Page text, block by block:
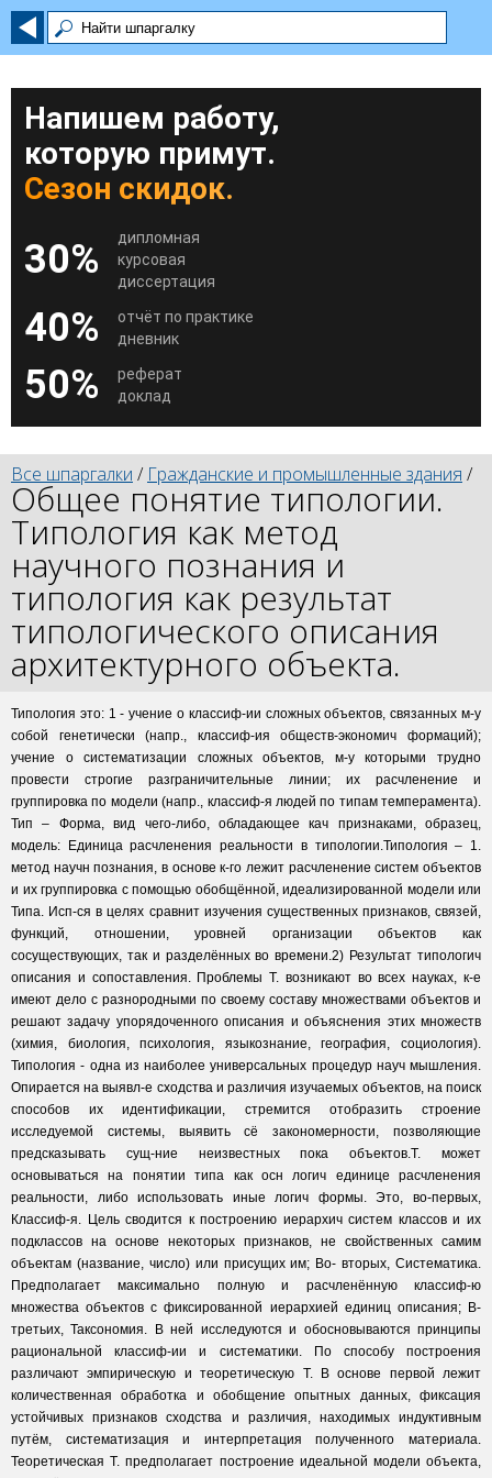
Напишем работу,
которую примут.
Сезон скидок.
30%
дипломная
курсовая
диссертация
40%
отчёт по практике
дневник
50%
реферат
доклад
Все шпаргалки / Гражданские и промышленные здания /
Общее понятие типологии.
Типология как метод
научного познания и
типология как результат
типологического описания
архитектурного объекта.
Типология это: 1 - учение о классиф-ии сложных объектов, связанных м-у
собой генетически (напр., классиф-ия обществ-экономич формаций);
учение о систематизации сложных объектов, м-у которыми трудно
провести строгие разграничительные линии; их расчленение и
группировка по модели (напр., классиф-я людей по типам темперамента).
Тип – Форма, вид чего-либо, обладающее кач признаками, образец,
модель: Единица расчленения реальности в типологии.Типология – 1.
метод научн познания, в основе к-го лежит расчленение систем объектов
и их группировка с помощью обобщённой, идеализированной модели или
Типа. Исп-ся в целях сравнит изучения существенных признаков, связей,
функций, отношении, уровней организации объектов как
сосуществующих, так и разделённых во времени.2) Результат типологич
описания и сопоставления. Проблемы Т. возникают во всех науках, к-е
имеют дело с разнородными по своему составу множествами объектов и
решают задачу упорядоченного описания и объяснения этих множеств
(химия, биология, психология, языкознание, география, социология).
Типология - одна из наиболее универсальных процедур науч мышления.
Опирается на выявл-е сходства и различия изучаемых объектов, на поиск
способов их идентификации, стремится отобразить строение
исследуемой системы, выявить сё закономерности, позволяющие
предсказывать сущ-ние неизвестных пока объектов.Т. может
основываться на понятии типа как осн логич единице расчленения
реальности, либо использовать иные логич формы. Это, во-первых,
Классиф-я. Цель сводится к построению иерархич систем классов и их
подклассов на основе некоторых признаков, не свойственных самим
объектам (название, число) или присущих им; Во- вторых, Систематика.
Предполагает максимально полную и расчленённую классиф-ю
множества объектов с фиксированной иерархией единиц описания; В-
третьих, Таксономия. В ней исследуются и обосновываются принципы
рациональной классиф-ии и систематики. По способу построения
различают эмпирическую и теоретическую Т. В основе первой лежит
количественная обработка и обобщение опытных данных, фиксация
устойчивых признаков сходства и различия, находимых индуктивным
путём, систематизация и интерпретация полученного материала.
Теоретическая Т. предполагает построение идеальной модели объекта,